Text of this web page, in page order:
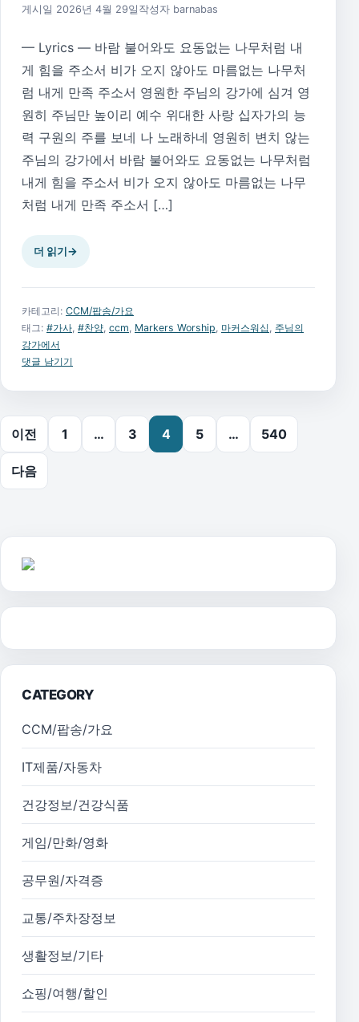
게시일 2026년 4월 29일 작성자 barnabas
— Lyrics — 바람 불어와도 요동없는 나무처럼 내
게 힘을 주소서 비가 오지 않아도 마름없는 나무처
럼 내게 만족 주소서 영원한 주님의 강가에 심겨 영
원히 주님만 높이리 예수 위대한 사랑 십자가의 능
력 구원의 주를 보네 나 노래하네 영원히 변치 않는
주님의 강가에서 바람 불어와도 요동없는 나무처럼
내게 힘을 주소서 비가 오지 않아도 마름없는 나무
처럼 내게 만족 주소서 […]
더 읽기→
카테고리: CCM/팝송/가요
태그: #가사, #찬양, ccm, Markers Worship, 마커스워십, 주님의
강가에서
댓글 남기기
글 페이지 매김
이전 1 … 3 4 5 … 540
다음
CATEGORY
CCM/팝송/가요
IT제품/자동차
건강정보/건강식품
게임/만화/영화
공무원/자격증
교통/주차장정보
생활정보/기타
쇼핑/여행/할인